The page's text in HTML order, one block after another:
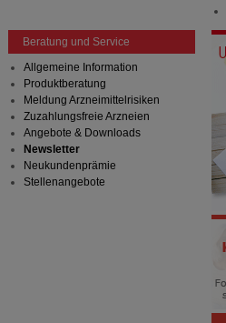
Beratung und Service
Allgemeine Information
Produktberatung
Meldung Arzneimittelrisiken
Zuzahlungsfreie Arzneien
Angebote & Downloads
Newsletter
Neukundenprämie
Stellenangebote